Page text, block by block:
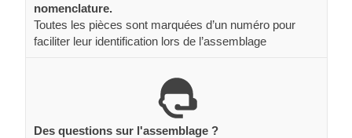
nomenclature.
Toutes les pièces sont marquées d’un numéro pour
faciliter leur identification lors de l’assemblage
Des questions sur l'assemblage ?